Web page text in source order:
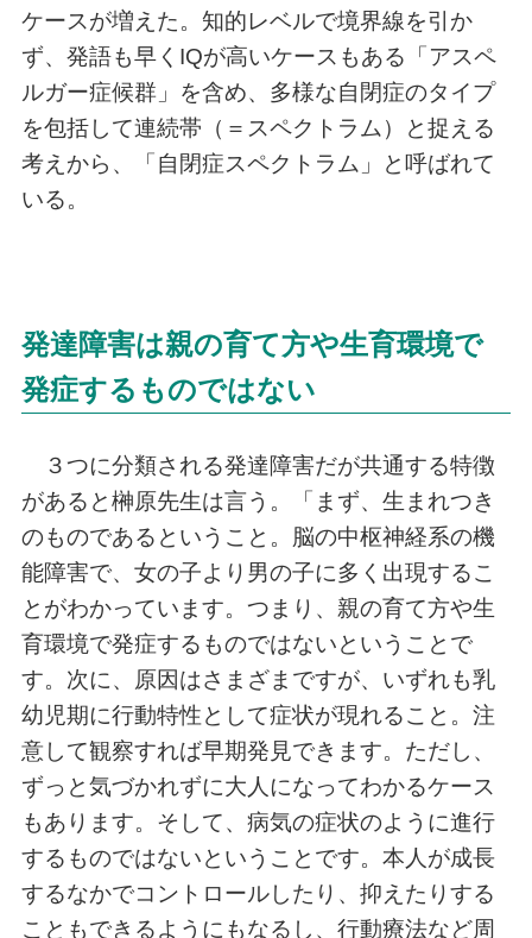
ケースが増えた。知的レベルで境界線を引か
ず、発語も早くIQが高いケースもある「アスペ
ルガー症候群」を含め、多様な自閉症のタイプ
を包括して連続帯（＝スペクトラム）と捉える
考えから、「自閉症スペクトラム」と呼ばれて
いる。
発達障害は親の育て方や生育環境で
発症するものではない
３つに分類される発達障害だが共通する特徴
があると榊原先生は言う。「まず、生まれつき
のものであるということ。脳の中枢神経系の機
能障害で、女の子より男の子に多く出現するこ
とがわかっています。つまり、親の育て方や生
育環境で発症するものではないということで
す。次に、原因はさまざまですが、いずれも乳
幼児期に行動特性として症状が現れること。注
意して観察すれば早期発見できます。ただし、
ずっと気づかれずに大人になってわかるケース
もあります。そして、病気の症状のように進行
するものではないということです。本人が成長
するなかでコントロールしたり、抑えたりする
こともできるようにもなるし、行動療法など周